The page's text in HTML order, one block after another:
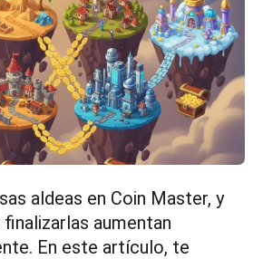
aldeas en Coin Master, y
aumentan
En este artículo, te